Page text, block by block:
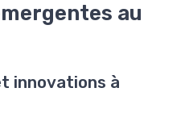
au
innovations à